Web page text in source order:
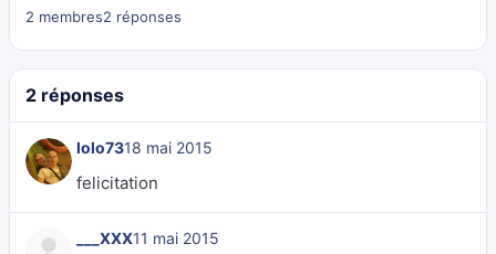
2 membres2 réponses
2 réponses
lolo7318 mai 2015
felicitation
___XXX11 mai 2015